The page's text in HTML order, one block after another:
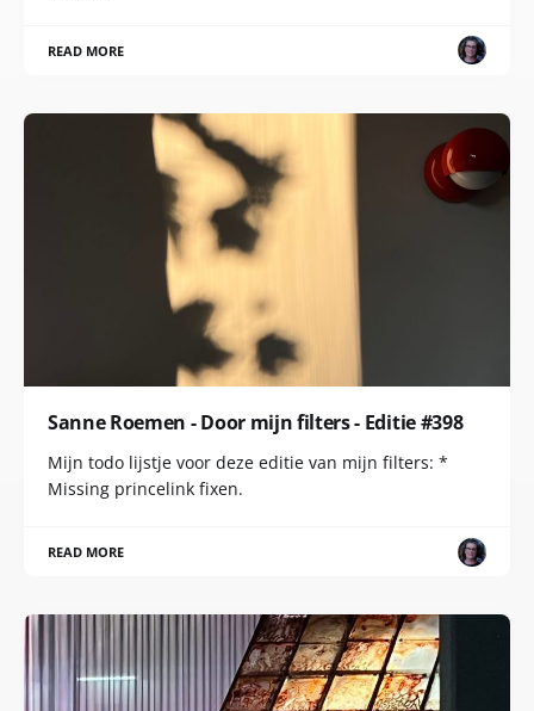
READ MORE
Sanne Roemen - Door mijn filters - Editie #398
Mijn todo lijstje voor deze editie van mijn filters: *
Missing princelink fixen.
READ MORE